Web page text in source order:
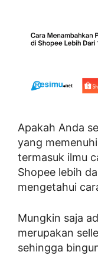
Apakah Anda
yang
termasuk ilmu
Shopee lebih
mengetahui
Mungkin saja
merupakan
sehingga